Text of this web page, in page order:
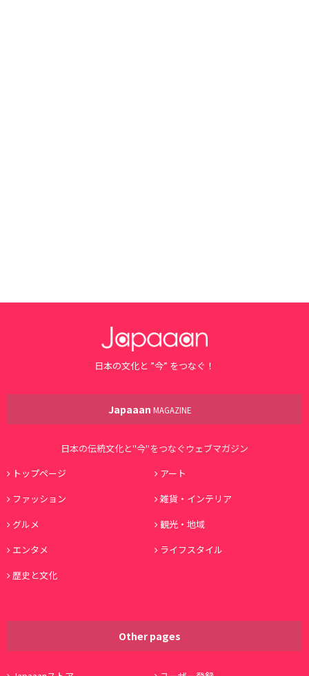
日本の文化と ”今” をつなぐ！
Japaaan MAGAZINE
日本の伝統文化と"今"をつなぐウェブマガジン
トップページ
アート
ファッション
雑貨・インテリア
グルメ
観光・地域
エンタメ
ライフスタイル
歴史と文化
Other pages